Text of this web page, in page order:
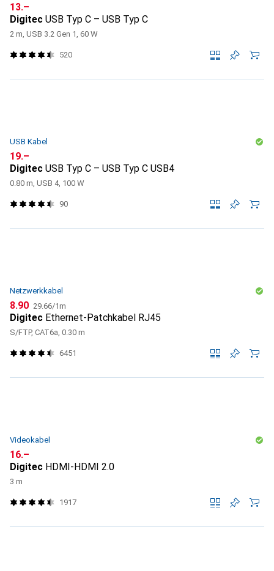
CHF
13.–
Digitec USB Typ C – USB Typ C
2 m, USB 3.2 Gen 1, 60 W
520
USB Kabel
CHF
19.–
Digitec USB Typ C – USB Typ C USB4
0.80 m, USB 4, 100 W
90
Netzwerkkabel
CHF
8.90 CHF
29.66/1m
Digitec Ethernet-Patchkabel RJ45
S/FTP, CAT6a, 0.30 m
6451
Videokabel
CHF
16.–
Digitec HDMI-HDMI 2.0
3 m
1917